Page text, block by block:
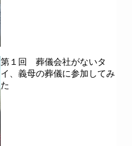
第１回 葬儀会社がないタ
イ、義母の葬儀に参加してみ
た